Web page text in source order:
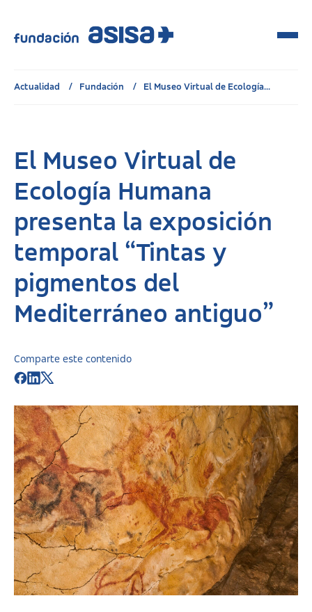
Actualidad Fundación El Museo Virtual de Ecología...
El Museo Virtual de
Ecología Humana
presenta la exposición
temporal “Tintas y
pigmentos del
Mediterráneo antiguo”
Comparte este contenido